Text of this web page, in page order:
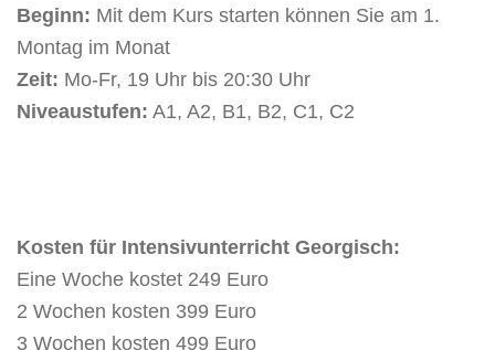
Beginn: Mit dem Kurs starten können Sie am 1.
Montag im Monat
Zeit: Mo-Fr, 19 Uhr bis 20:30 Uhr
Niveaustufen: A1, A2, B1, B2, C1, C2
Kosten für Intensivunterricht Georgisch:
Eine Woche kostet 249 Euro
2 Wochen kosten 399 Euro
3 Wochen kosten 499 Euro